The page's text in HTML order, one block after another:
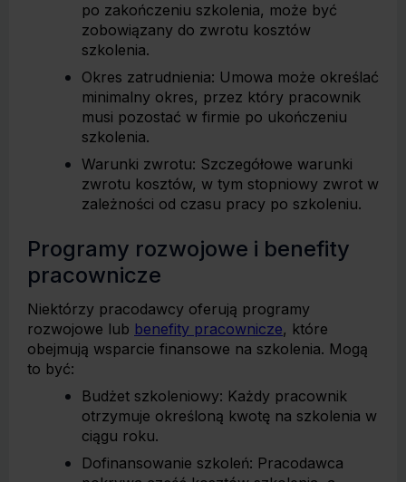
po zakończeniu szkolenia, może być
zobowiązany do zwrotu kosztów
szkolenia.
Okres zatrudnienia: Umowa może określać
minimalny okres, przez który pracownik
musi pozostać w firmie po ukończeniu
szkolenia.
Warunki zwrotu: Szczegółowe warunki
zwrotu kosztów, w tym stopniowy zwrot w
zależności od czasu pracy po szkoleniu.
Programy rozwojowe i benefity
pracownicze
Niektórzy pracodawcy oferują programy
rozwojowe lub benefity pracownicze, które
obejmują wsparcie finansowe na szkolenia. Mogą
to być:
Budżet szkoleniowy: Każdy pracownik
otrzymuje określoną kwotę na szkolenia w
ciągu roku.
Dofinansowanie szkoleń: Pracodawca